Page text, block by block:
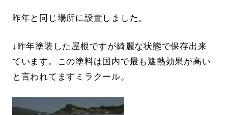
昨年と同じ場所に設置しました。
↓昨年塗装した屋根ですが綺麗な状態で保存出来
ています。この塗料は国内で最も遮熱効果が高い
と言われてますミラクール。